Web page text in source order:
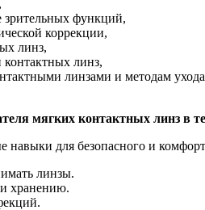
зрительных функций,
коррекции,
линз,
линз,
линзами и методам
мягких контактных линз в
навыки для безопасного и
линзы.
хранению.